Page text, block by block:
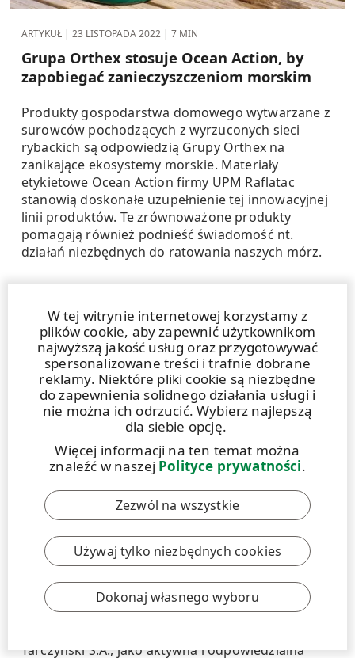
ARTYKUŁ | 23 LISTOPADA 2022 | 7 MIN
Grupa Orthex stosuje Ocean Action, by
zapobiegać zanieczyszcze­niom morskim
Produkty gospodarstwa domowego wytwarzane z
surowców pochodzących z wyrzuconych sieci
rybackich są odpowiedzią Grupy Orthex na
zanikające ekosystemy morskie. Materiały
etykietowe Ocean Action firmy UPM Raflatac
stanowią doskonałe uzupełnienie tej innowacyjnej
linii produktów. Te zrównoważone produkty
pomagają również podnieść świadomość nt.
działań niezbędnych do ratowania naszych mórz.
Tarczyński: Lider w zamykaniu pętli
recyklingu
Tarczyński S.A., jako aktywna i odpowiedzialna
W tej witrynie internetowej korzystamy z
plików cookie, aby zapewnić użytkownikom
najwyższą jakość usług oraz przygotowywać
spersonalizowane treści i trafnie dobrane
reklamy. Niektóre pliki cookie są niezbędne
do zapewnienia solidnego działania usługi i
nie można ich odrzucić. Wybierz najlepszą
dla siebie opcję.
Więcej informacji na ten temat można
znaleźć w naszej Polityce prywatności.
Zezwól na wszystkie
Używaj tylko niezbędnych cookies
Dokonaj własnego wyboru